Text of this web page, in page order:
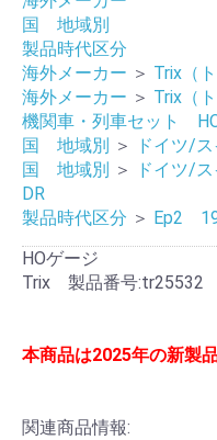
国 地域別
製品時代区分
海外メーカー ＞ Trix（
海外メーカー ＞ Trix（
機関車・列車セット
国 地域別 ＞
ドイツ/
国 地域別 ＞ ドイツ/
DR
製品時代区分 ＞ Ep2
HOゲージ
Trix 製品番号:tr25532
本商品は2025年の新製品
関連商品情報: